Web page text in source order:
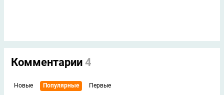
Комментарии 4
Новые Популярные Первые